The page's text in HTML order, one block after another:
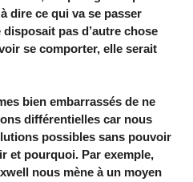
dire ce qui va se passer
pas d’autre chose
se comporter, elle serait
bien embarrassés de ne
différentielles car nous
possibles sans pouvoir
et pourquoi. Par exemple,
nous mène à un moyen